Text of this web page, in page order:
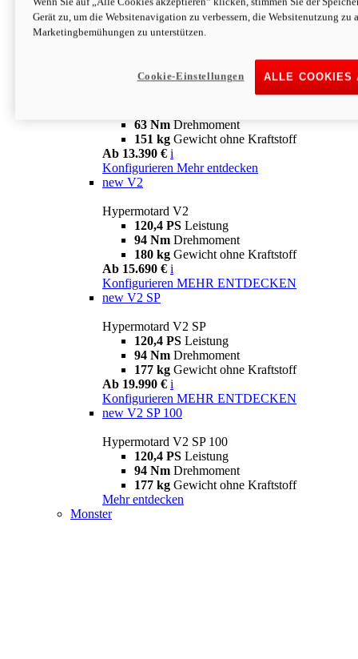
63 NmDrehmoment
151 kgGewicht ohne Kraftstoff
Ab 13.890 € i
63 Nm Drehmoment
151 kg Gewicht ohne Kraftstoff
Ab 13.390 € i
Konfigurieren Mehr entdecken
new V2
Hypermotard V2
120,4 PS Leistung
94 Nm Drehmoment
180 kg Gewicht ohne Kraftstoff
Ab 15.690 € i
Konfigurieren MEHR ENTDECKEN
new V2 SP
Hypermotard V2 SP
120,4 PS Leistung
94 Nm Drehmoment
177 kg Gewicht ohne Kraftstoff
Ab 19.990 € i
Konfigurieren MEHR ENTDECKEN
new V2 SP 100
Hypermotard V2 SP 100
120,4 PS Leistung
94 Nm Drehmoment
177 kg Gewicht ohne Kraftstoff
Mehr entdecken
Monster
Gerät zu, um die Websitenavigation zu verbessern, die Websitenutzung zu
Marketingbemühungen zu unterstützen.
ALLE COOKIES
Cookie-Einstellungen